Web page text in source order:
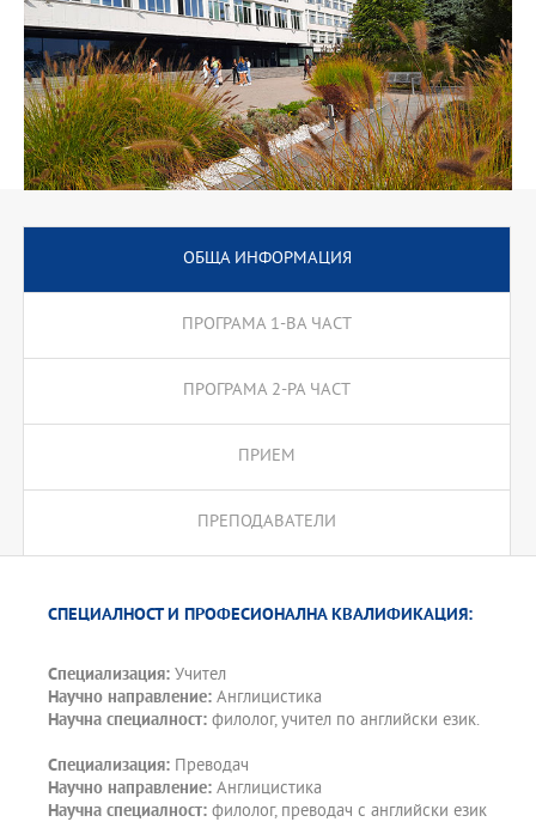
ОБЩА ИНФОРМАЦИЯ
ПРОГРАМА 1-ВА ЧАСТ
ПРОГРАМА 2-РА ЧАСТ
ПРИЕМ
ПРЕПОДАВАТЕЛИ
СПЕЦИАЛНОСТ И ПРОФЕСИОНАЛНА КВАЛИФИКАЦИЯ:
Специализация: Учител
Научно направление: Англицистика
Научна специалност: филолог, учител по английски език.
Специализация: Преводач
Научно направление: Англицистика
Научна специалност: филолог, преводач с английски език